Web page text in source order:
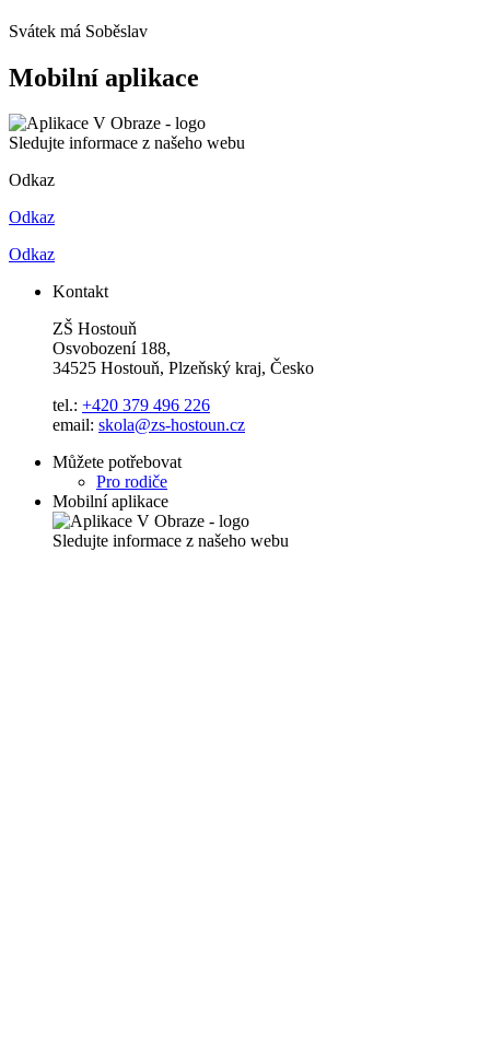
Svátek má Soběslav
Mobilní aplikace
Sledujte informace z našeho webu
Odkaz
Odkaz
Odkaz
Kontakt
ZŠ Hostouň
Osvobození 188,
34525 Hostouň, Plzeňský kraj, Česko
tel.: +420 379 496 226
email: skola@zs-hostoun.cz
Můžete potřebovat
Pro rodiče
Mobilní aplikace
Sledujte informace z našeho webu